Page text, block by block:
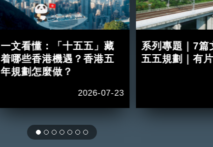
一文看懂：「十五五」藏
着哪些香港機遇？香港五
年規劃怎麼做？
2026-07-23
系列專題｜7篇
五五規劃｜有片